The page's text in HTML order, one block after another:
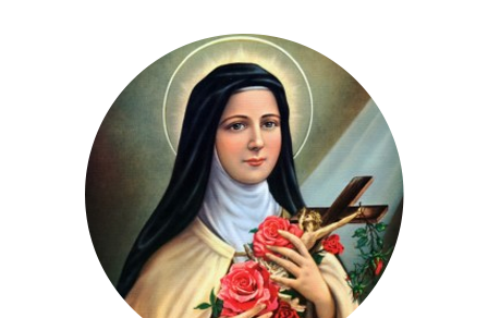
e
b
o
o
k
itt
er
er
e
st
e
n
g
er
s
A
p
p